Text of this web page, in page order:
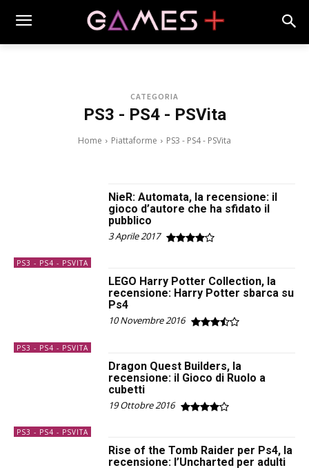
CATEGORIA
PS3 - PS4 - PSVita
Home Piattaforme PS3 - PS4- PSVita
PS3 - PS4 - PSVITA
NieR: Automata, la recensione: il
gioco d’autore che ha sfidato il
pubblico
3 Aprile 2017
PS3 - PS4 - PSVITA
LEGO Harry Potter Collection, la
recensione: Harry Potter sbarca su
Ps4
10 Novembre 2016
PS3 - PS4 - PSVITA
Dragon Quest Builders, la
recensione: il Gioco di Ruolo a
cubetti
19 Ottobre 2016
Rise of the Tomb Raider per Ps4, la
recensione: l’Uncharted per adulti